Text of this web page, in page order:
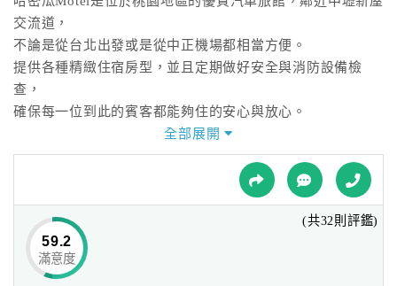
特
色
民
宿
球
網
交流道，
不論是從台北出發或是從中正機場都相當方便。
提供各種精緻住宿房型，並且定期做好安全與消防設備檢
查，
確保每一位到此的賓客都能夠住的安心與放心。
堅持服務與用心是哈密瓜Motel對顧客的承諾，
每日派員仔細的清掃每個角落環境，定期的更新飯店設備，
採用平實的價格來回饋給顧客，細心的為您打造一個舒適的
住宿空間，
您的再次造訪將是對於哈密瓜Motel的最佳鼓勵。
全部展開
59.2
滿意度
(共32則評鑑)